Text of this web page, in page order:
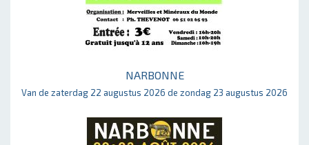
NARBONNE
Van de zaterdag 22 augustus 2026 de zondag 23 augustus 2026